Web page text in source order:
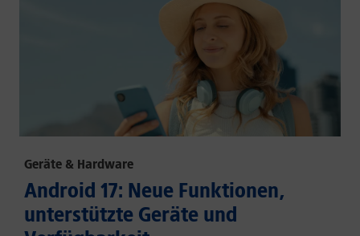
Geräte & Hardware
Android 17: Neue Funktionen,
unterstützte Geräte und